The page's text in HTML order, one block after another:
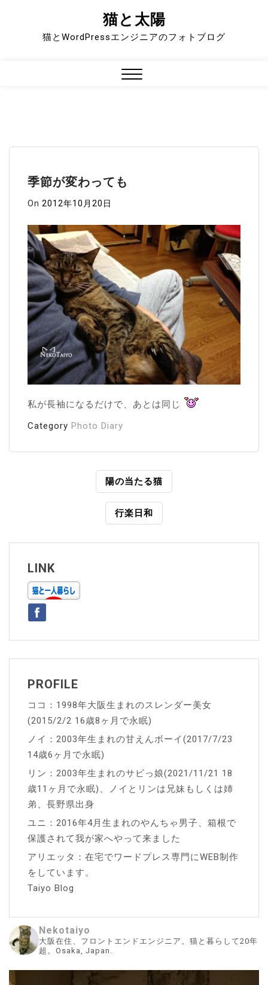
猫と太陽
猫とWordPressエンジニアのフォトブログ
季節が変わっても
On 2012年10月20日
私が長袖になるだけで、あとは同じ
Category Photo Diary
ビ
ゲ
ー
シ
ョ
ン
陽の当たる猫
行楽日和
LINK
PROFILE
ココ：1998年大阪生まれのスレンダー美女
(2015/2/2 16歳8ヶ月で永眠)
ノイ：2003年生まれの甘えんボーイ(2017/7/23
14歳6ヶ月で永眠)
リン：2003年生まれのサビっ娘(2021/11/21 18
歳11ヶ月で永眠)、ノイとリンは兄妹もしくは姉
弟、長野県出身
ユニ：2016年4月生まれのやんちゃ男子、箱根で
保護されて我が家へやって来ました
アリエッタ：在宅でワードプレス専門にWEB制作
をしています。
Taiyo Blog
Nekotaiyo
大阪在住、フロントエンドエンジニア。猫と暮らして20年
超。Osaka, Japan.